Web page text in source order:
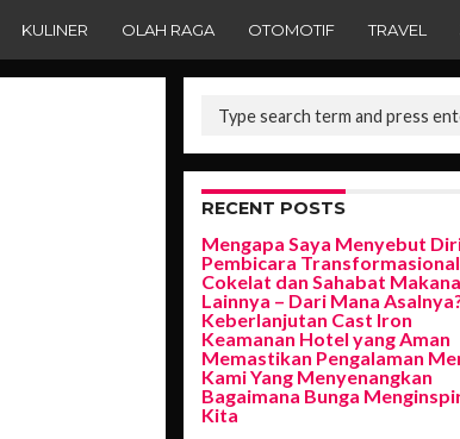
KULINER OLAH RAGA OTOMOTIF TRAVEL
RECENT POSTS
Mengapa Saya Menyebut
Pembicara Transformasional
Cokelat dan Sahabat
Lainnya – Dari Mana
Keberlanjutan Cast Iron
Keamanan Hotel yang Aman
Memastikan Pengalaman
Kami Yang Menyenangkan
Bagaimana Bunga
Kita